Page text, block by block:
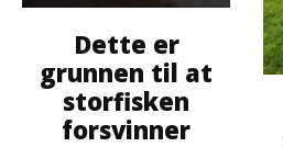
Dette er
grunnen til at
storfisken
forsvinner